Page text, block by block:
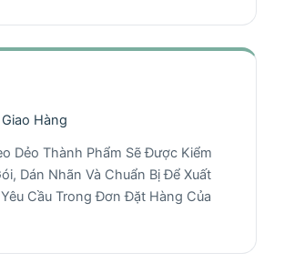
Hàng
Dẻo Thành Phẩm Sẽ Được Kiểm
Dán Nhãn Và Chuẩn Bị Để Xuất
Cầu Trong Đơn Đặt Hàng Của